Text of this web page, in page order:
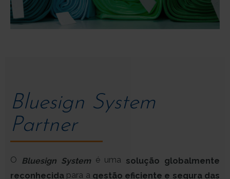
Bluesign System
Partner
O Bluesign System é uma solução globalmente
reconhecida para a gestão eficiente e segura das